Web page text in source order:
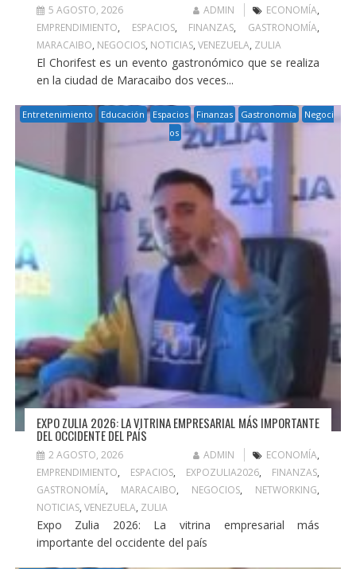
5 AGOSTO, 2026 ADMIN ECONOMÍA,
EMPRENDIMIENTO, ESPACIOS, FINANZAS, GASTRONOMÍA,
MARACAIBO, NEGOCIOS, NOTICIAS, VENEZUELA, ZULIA
El Chorifest es un evento gastronómico que se realiza
en la ciudad de Maracaibo dos veces...
Entretenimiento Educación Espacios Finanzas Gastronomía
Negoci
os
EXPO ZULIA 2026: LA VITRINA EMPRESARIAL MÁS IMPORTANTE
DEL OCCIDENTE DEL PAÍS
2 AGOSTO, 2026 ADMIN ECONOMÍA,
EMPRENDIMIENTO, ESPACIOS, EXPOZULIA2026, FINANZAS,
GASTRONOMÍA, MARACAIBO, NEGOCIOS, NETWORKING,
NOTICIAS, VENEZUELA, ZULIA
Expo Zulia 2026: La vitrina empresarial más
importante del occidente del país